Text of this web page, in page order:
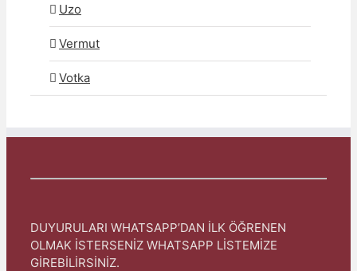
Uzo
Vermut
Votka
DUYURULARI WHATSAPP’DAN İLK ÖĞRENEN
OLMAK İSTERSENİZ WHATSAPP LİSTEMİZE
GİREBİLİRSİNİZ.